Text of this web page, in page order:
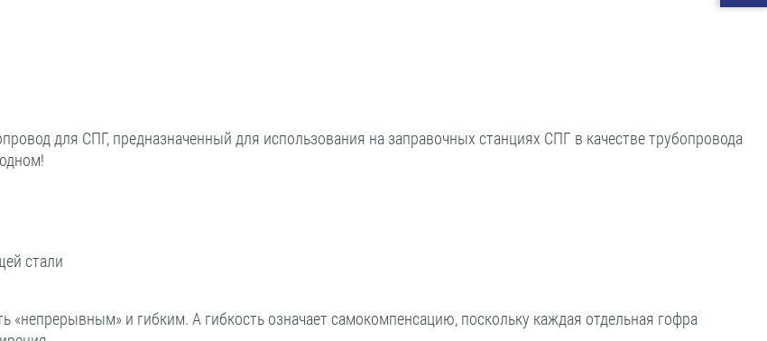
для СПГ, предназначенный для использования на заправочных станциях СПГ в качестве трубопровода
стали
и гибким. А гибкость означает самокомпенсацию, поскольку каждая отдельная гофра